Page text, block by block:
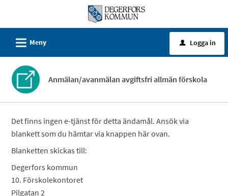
tjänster
Degerfors
kommun
L Meny u Logga in
Anmälan/avanmälan avgiftsfri allmän förskola
Det finns ingen e-tjänst för detta ändamål. Ansök via
blankett som du hämtar via knappen här ovan.
Blanketten skickas till:
Degerfors kommun
10. Förskolekontoret
Pilgatan 2